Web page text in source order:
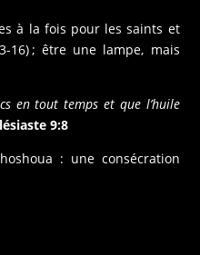
à la fois pour les saints et
16) ; être une lampe, mais
en tout temps et que l’huile
9:8
: une consécration